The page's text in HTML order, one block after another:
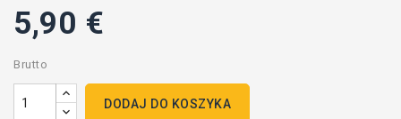
5,90 €
Brutto
DODAJ DO KOSZYKA